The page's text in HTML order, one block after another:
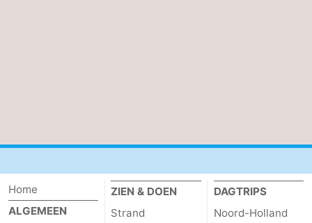
Minigolfbanen
Dorpen
&
Steden
Natuur
Sporten
Home
ALGEMEEN
ZIEN & DOEN
Strand
DAGTRIPS
Noord-Holland